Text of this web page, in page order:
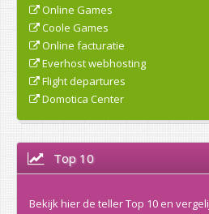
Online Games
Coole Games
Online facturatie
Everhost webhosting
Flight departures
Domotica Center
Top 10
Bekijk hier de teller Top 10 en